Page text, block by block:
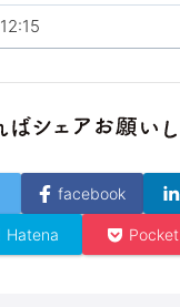
12:15
facebook
Hatena Pocket